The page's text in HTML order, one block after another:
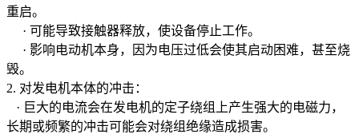
重启。
· 可能导致接触器释放，使设备停止工作。
· 影响电动机本身，因为电压过低会使其启动困难，甚至烧
毁。
2. 对发电机本体的冲击：
· 巨大的电流会在发电机的定子绕组上产生强大的电磁力，
长期或频繁的冲击可能会对绕组绝缘造成损害。